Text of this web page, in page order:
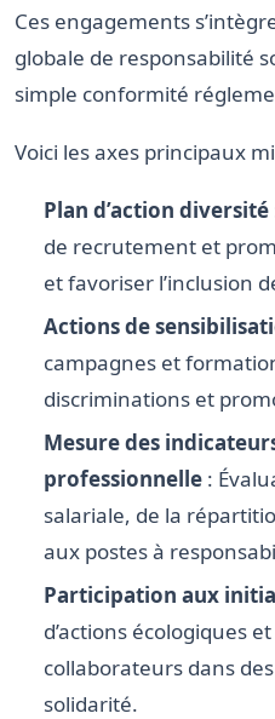
Ces engagements
globale de responsabilité
simple conformité
Voici les axes principaux
Plan d’action diversité
de recrutement et
et favoriser l’inclusion
Actions de
campagnes et
discriminations et
Mesure des
professionnelle :
salariale, de la
aux postes à
Participation aux
d’actions écologiques
collaborateurs dans
solidarité.